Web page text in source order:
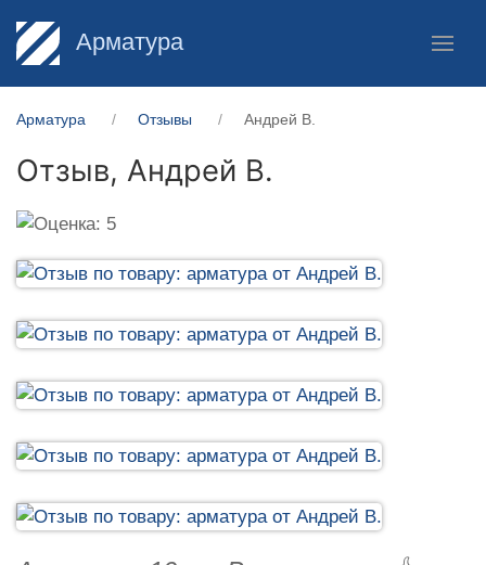
Арматура
Арматура Отзывы Андрей В.
Отзыв, Андрей В.